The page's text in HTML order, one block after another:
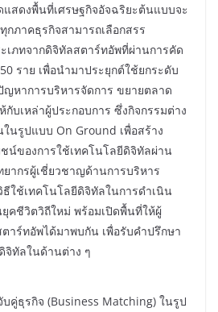
แสดงพื้นที่เศรษฐกิจอัจฉริยะต้นแบบจะ
กภาคธุรกิจสามารถเลือกสรร
เภทจากดิจิทัลสตาร์ทอัพที่ผ่านการคัด
ราย เพื่อนำมาประยุกต์ใช้ยกระดับ
ญหาการบริหารจัดการ ขยายตลาด
กับเหล่าผู้ประกอบการ ซึ่งกิจกรรมต่าง
นรูปแบบ On Ground เพื่อสร้าง
น์ของการใช้เทคโนโลยีดิจิทัลผ่าน
ยากรผู้เชี่ยวชาญด้านการบริหาร
ใช้เทคโนโลยีดิจิทัลในการดำเนิน
คชีวิตวิถีใหม่ พร้อมเปิดพื้นที่ให้ผู้
าร์ทอัพได้มาพบกัน เพื่อรับคำปรึกษา
จิทัลในด้านต่าง ๆ
คู่ธุรกิจ (Business Matching) ในรูป